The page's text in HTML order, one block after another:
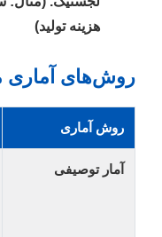
هزینه تولید)
روش‌های آماری
روش آماری
آمار توصیفی